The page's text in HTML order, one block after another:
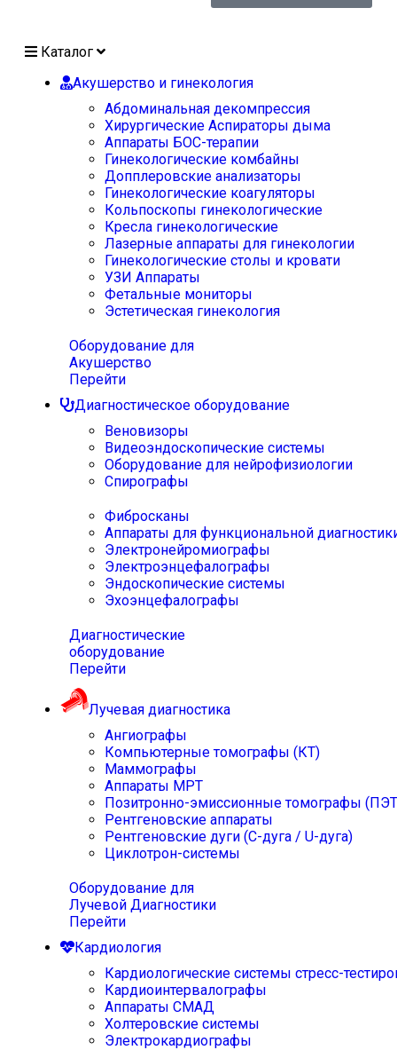
Каталог
Акушерство и гинекология
Абдоминальная декомпрессия
Хирургические Аспираторы дыма
Аппараты БОС-терапии
Гинекологические комбайны
Допплеровские анализаторы
Гинекологические коагуляторы
Кольпоскопы гинекологические
Кресла гинекологические
Лазерные аппараты для гинекологии
Гинекологические столы и кровати
УЗИ Аппараты
Фетальные мониторы
Эстетическая гинекология
Оборудование для
Акушерство
Перейти
Диагностическое оборудование
Веновизоры
Видеоэндоскопические системы
Оборудование для нейрофизиологии
Спирографы
Фибросканы
Аппараты для функциональной
Электронейромиографы
Электроэнцефалографы
Эндоскопические системы
Эхоэнцефалографы
Диагностические
оборудование
Перейти
Лучевая диагностика
Ангиографы
Компьютерные томографы (КТ)
Маммографы
Аппараты МРТ
Позитронно-эмиссионные томографы
Рентгеновские аппараты
Рентгеновские дуги (С-дуга / U-дуга)
Циклотрон-системы
Оборудование для
Лучевой Диагностики
Перейти
Кардиология
Кардиологические системы стресс-
Кардиоинтервалографы
Аппараты СМАД
Холтеровские системы
Электрокардиографы